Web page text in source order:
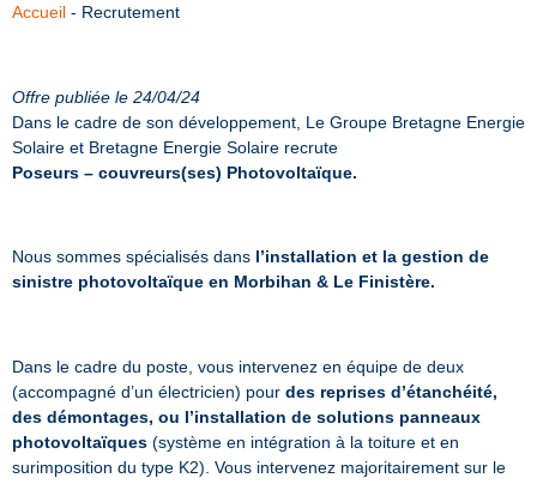
Accueil - Recrutement
Offre publiée le 24/04/24
Dans le cadre de son développement, Le Groupe Bretagne Energie
Solaire et Bretagne Energie Solaire recrute
Poseurs – couvreurs(ses) Photovoltaïque.
Nous sommes spécialisés dans l’installation et la gestion de
sinistre photovoltaïque en Morbihan & Le Finistère.
Dans le cadre du poste, vous intervenez en équipe de deux
(accompagné d’un électricien) pour des reprises d’étanchéité,
des démontages, ou l’installation de solutions panneaux
photovoltaïques (système en intégration à la toiture et en
surimposition du type K2). Vous intervenez majoritairement sur le